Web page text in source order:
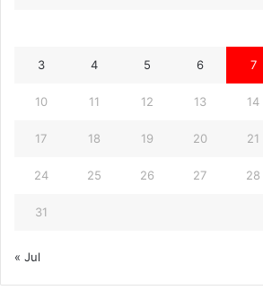
3 4 5 6 7
10 11 12 13 14
17 18 19 20 21
24 25 26 27 28
31
« Jul